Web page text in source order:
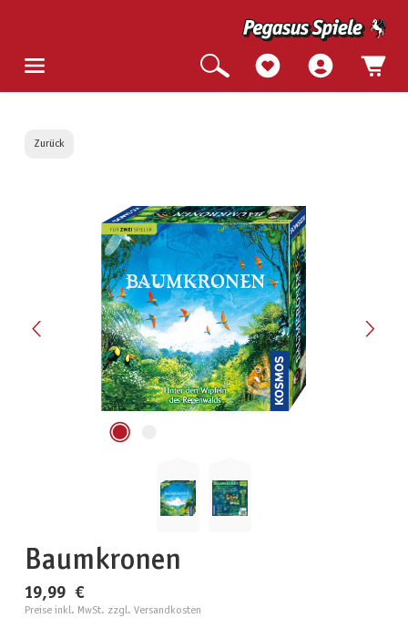
Zurück
Bildergalerie überspringen
Baumkronen
19,99 €
Preise inkl. MwSt. zzgl. Versandkosten